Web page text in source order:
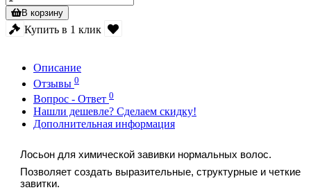
В корзину
Купить в 1 клик
Описание
Отзывы 0
Вопрос - Ответ 0
Нашли дешевле? Сделаем скидку!
Дополнительная информация
Лосьон для химической завивки нормальных волос.
Позволяет создать выразительные, структурные и четкие
завитки.